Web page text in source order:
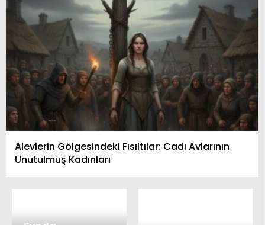
Alevlerin Gölgesindeki Fısıltılar: Cadı Avlarının
Unutulmuş Kadınları